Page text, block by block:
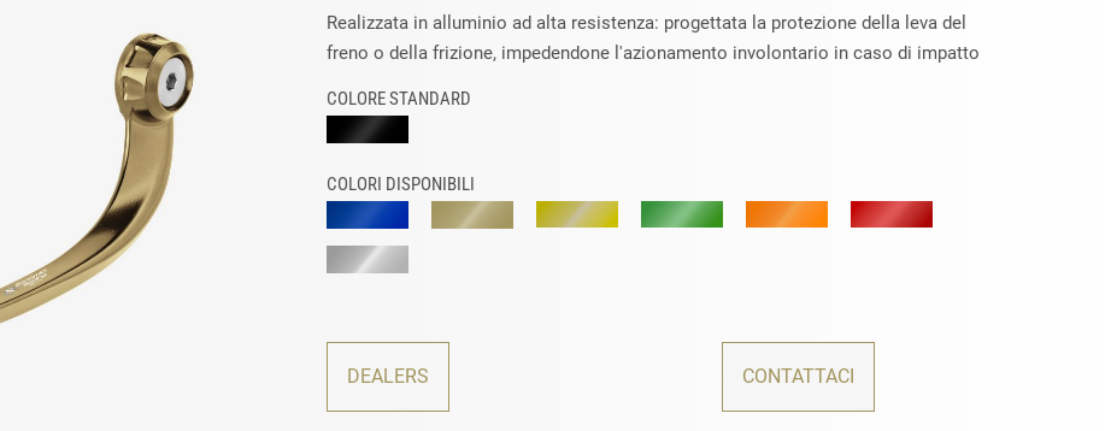
Realizzata in alluminio ad alta resistenza: progettata la protezione della leva del
freno o della frizione, impedendone l'azionamento involontario in caso di impatto
COLORE STANDARD
COLORI DISPONIBILI
DEALERS CONTATTACI